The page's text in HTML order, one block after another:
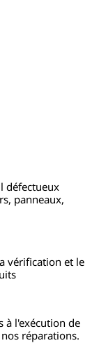
défectueux
panneaux,
vérification et le
à l'exécution de
réparations.